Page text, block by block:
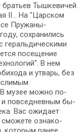
Тыш­ке­ви­чей
II… На "Царском
Пружаны-
со­хра­ни­лись
геральдическими
посещение
В нем
и утварь, без
В музее мож­но по­
и повседневным бы­
Вас ожи­да­ет
смо­же­те озна­ко­